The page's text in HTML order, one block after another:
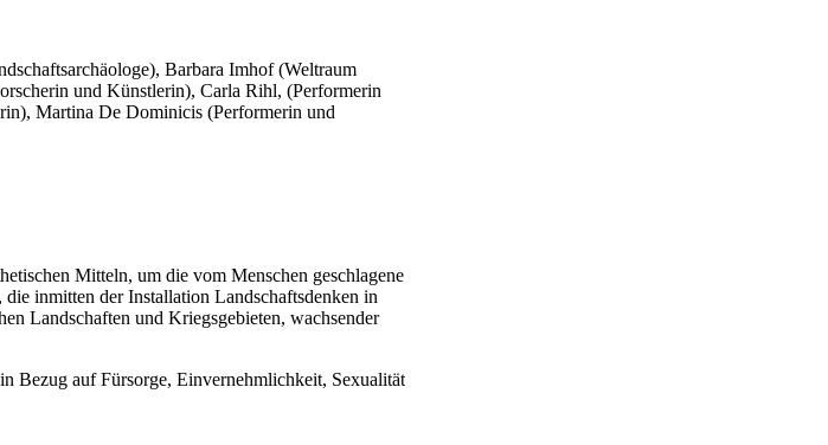
Barbara Imhof (Weltraum
und Künstlerin), Carla Rihl, (Performerin
Martina De Dominicis (Performerin und
Mitteln, um die vom Menschen geschlagene
inmitten der Installation Landschaftsdenken in
Landschaften und Kriegsgebieten, wachsender
Bezug auf Fürsorge, Einvernehmlichkeit, Sexualität
sowie zu nicht-menschlichen Körpern